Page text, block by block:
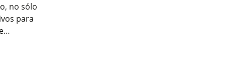
no sólo
para